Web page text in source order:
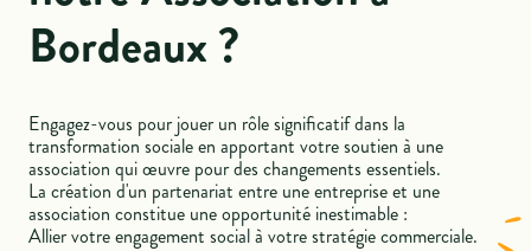
Bordeaux ?
Engagez-vous pour jouer un rôle significatif dans la
transformation sociale en apportant votre soutien à une
association qui œuvre pour des changements essentiels.
La création d'un partenariat entre une entreprise et une
association constitue une opportunité inestimable :
Allier votre engagement social à votre stratégie commerciale.